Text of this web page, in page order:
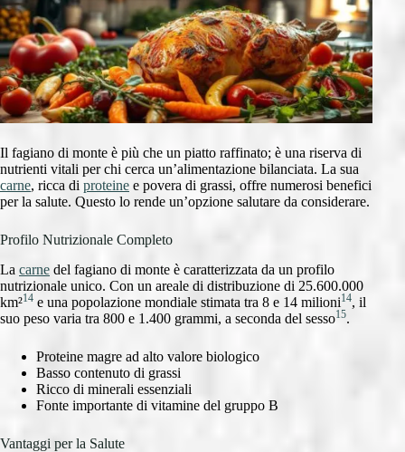
Il fagiano di monte è più che un piatto raffinato; è una riserva di
nutrienti vitali per chi cerca un’alimentazione bilanciata. La sua
carne, ricca di proteine e povera di grassi, offre numerosi benefici
per la salute. Questo lo rende un’opzione salutare da considerare.
Profilo Nutrizionale Completo
La carne del fagiano di monte è caratterizzata da un profilo
nutrizionale unico. Con un areale di distribuzione di 25.600.000
km²14 e una popolazione mondiale stimata tra 8 e 14 milioni14, il
suo peso varia tra 800 e 1.400 grammi, a seconda del sesso15.
Proteine magre ad alto valore biologico
Basso contenuto di grassi
Ricco di minerali essenziali
Fonte importante di vitamine del gruppo B
Vantaggi per la Salute